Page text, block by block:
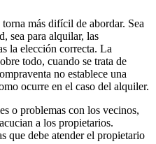
más difícil de abordar. Sea
sea para alquilar, las
la elección correcta. La
todo, cuando se trata de
no establece una
ocurre en el caso del alquiler.
o problemas con los vecinos,
a los propietarios.
que debe atender el propietario